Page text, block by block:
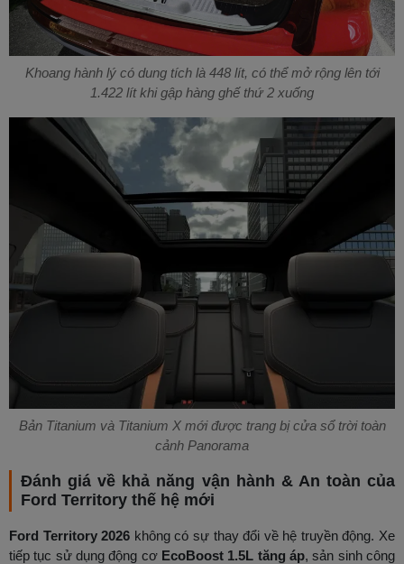
Khoang hành lý có dung tích là 448 lít, có thể mở rộng lên tới
1.422 lít khi gập hàng ghế thứ 2 xuống
Bản Titanium và Titanium X mới được trang bị cửa sổ trời toàn
cảnh Panorama
Đánh giá về khả năng vận hành & An toàn của
Ford Territory thế hệ mới
Ford Territory 2026 không có sự thay đổi về hệ truyền động. Xe
tiếp tục sử dụng động cơ EcoBoost 1.5L tăng áp, sản sinh công